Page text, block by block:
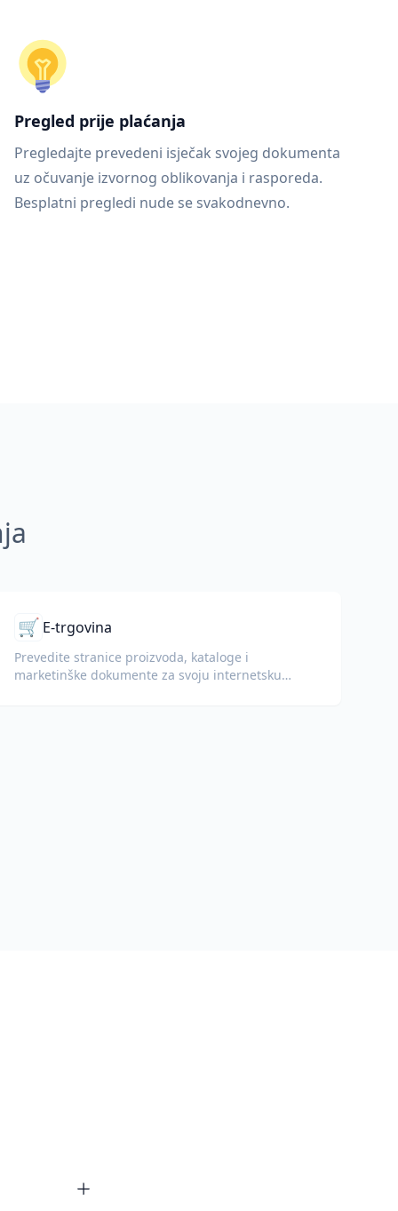
Pregled prije plaćanja
Pregledajte prevedeni isječak svojeg dokumenta
uz očuvanje izvornog oblikovanja i rasporeda.
Besplatni pregledi nude se svakodnevno.
🛒 E-trgovina
Prevedite stranice proizvoda, kataloge i
marketinške dokumente za svoju internetsku